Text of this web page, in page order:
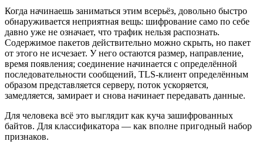
Когда начинаешь заниматься этим всерьёз, довольно быстро
обнаруживается неприятная вещь: шифрование само по себе
давно уже не означает, что трафик нельзя распознать.
Содержимое пакетов действительно можно скрыть, но пакет
от этого не исчезает. У него остаются размер, направление,
время появления; соединение начинается с определённой
последовательности сообщений, TLS-клиент определённым
образом представляется серверу, поток ускоряется,
замедляется, замирает и снова начинает передавать данные.
Для человека всё это выглядит как куча зашифрованных
байтов. Для классификатора — как вполне пригодный набор
признаков.